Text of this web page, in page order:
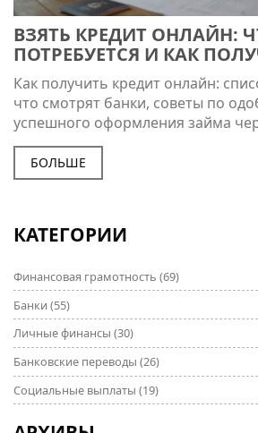
ВЗЯТЬ КРЕДИТ ОНЛАЙН:
ПОТРЕБУЕТСЯ И КАК
ОДОБРЕНИЕ БЫСТРО
Как получить кредит онлайн:
что смотрят банки, советы по
успешного оформления займа
БОЛЬШЕ
КАТЕГОРИИ
Финансовая грамотность (69)
Банки (55)
Личные финансы (30)
Банковские переводы (26)
Социальные выплаты (19)